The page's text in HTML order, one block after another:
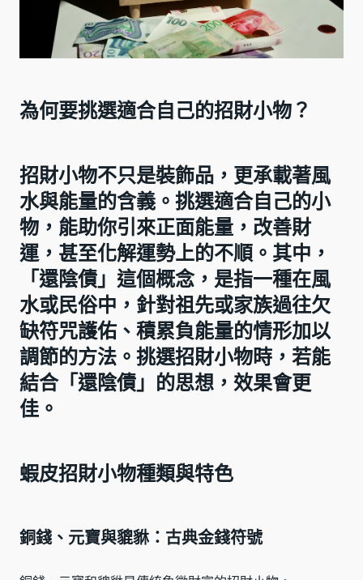
為何要挑選適合自己的招財小物？
招財小物不只是裝飾品，更承載著風
水與能量的含義。挑選適合自己的小
物，能助你引來正面能量，改善財
運，甚至化解運勢上的不順。其中，
「還陰債」這個概念，是指一種在風
水或民俗中，針對祖先或家族過往欠
缺符咒護佑、積累負能量的情形加以
調節的方法。挑選招財小物時，若能
結合「還陰債」的思想，效果會更
佳。
蝦皮招財小物種類與特色
銅錢、元寶與貔貅：古典金錢符號